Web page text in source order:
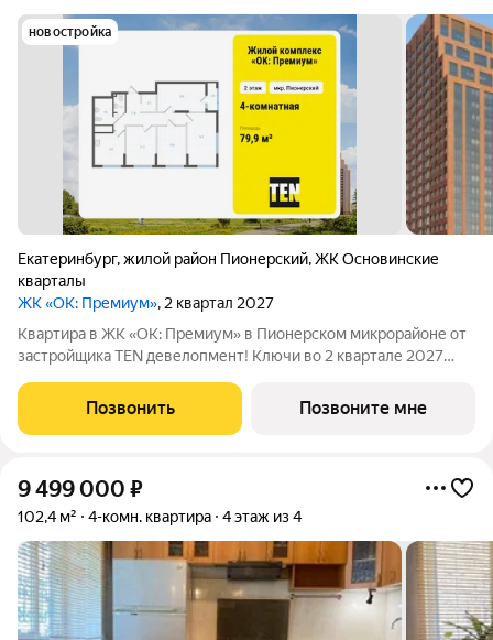
новостройка
Екатеринбург,жилой район Пионерский,ЖК Основинские
кварталы
ЖК «ОК: Премиум», 2 квартал 2027
Квартира в ЖК «ОК: Премиум» в Пионерском микрорайоне от
застройщика TEN девелопмент! Ключи во 2 квартале 2027
украсившего локацию Основинского парка, включающего 5
домов высотой от 14 до 31 этажей.
Позвонить Позвоните мне
9 499 000 ₽
102,4 м² 4-комн. квартира 4 этаж из 4